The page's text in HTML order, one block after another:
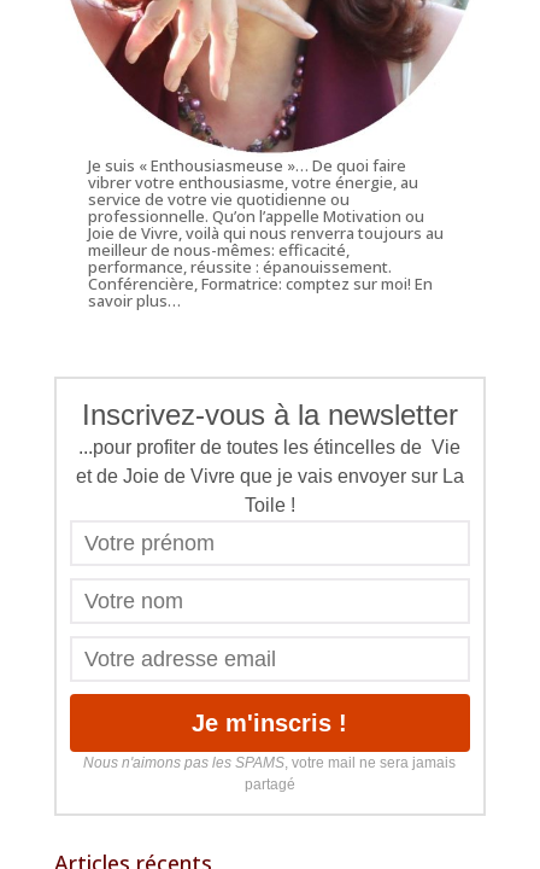
Je suis « Enthousiasmeuse »… De quoi faire
vibrer votre enthousiasme, votre énergie, au
service de votre vie quotidienne ou
professionnelle. Qu’on l’appelle Motivation ou
Joie de Vivre, voilà qui nous renverra toujours au
meilleur de nous-mêmes: efficacité,
performance, réussite : épanouissement.
Conférencière, Formatrice: comptez sur moi!En
savoir plus…
Inscrivez-vous à la newsletter
...pour profiter de toutes les étincelles de Vie
et de Joie de Vivre que je vais envoyer sur La
Toile !
Nous n'aimons pas les SPAMS, votre mail ne sera jamais
partagé